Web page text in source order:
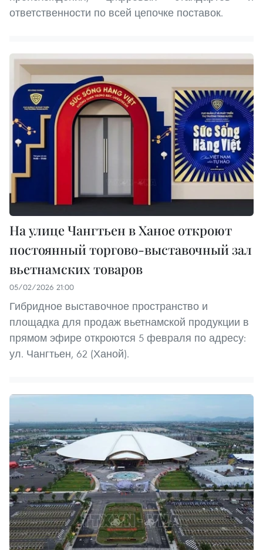
ответственности по всей цепочке поставок.
На улице Чангтьен в Ханое откроют
постоянный торгово-выставочный зал
вьетнамских товаров
05/02/2026 21:00
Гибридное выставочное пространство и
площадка для продаж вьетнамской продукции в
прямом эфире откроются 5 февраля по адресу:
ул. Чангтьен, 62 (Ханой).